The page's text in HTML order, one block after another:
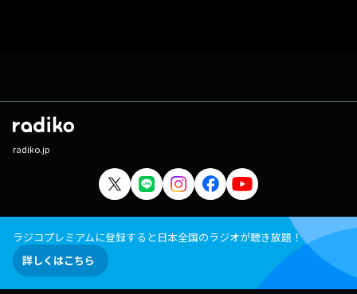
radiko.jp
ラジコプレミアムに登録すると日本全国のラジオが聴き放題！
詳しくはこちら